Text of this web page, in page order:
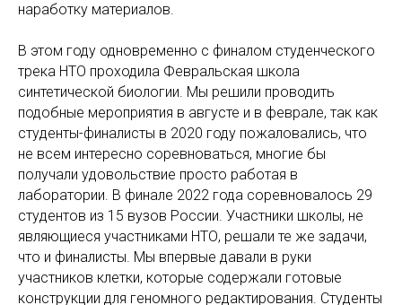
наработку материалов.
В этом году одновременно с финалом студенческого
трека НТО проходила Февральская школа
синтетической биологии. Мы решили проводить
подобные мероприятия в августе и в феврале, так как
студенты-финалисты в 2020 году пожаловались, что
не всем интересно соревноваться, многие бы
получали удовольствие просто работая в
лаборатории. В финале 2022 года соревновалось 29
студентов из 15 вузов России. Участники школы, не
являющиеся участниками НТО, решали те же задачи,
что и финалисты. Мы впервые давали в руки
участников клетки, которые содержали готовые
конструкции для геномного редактирования. Студенты